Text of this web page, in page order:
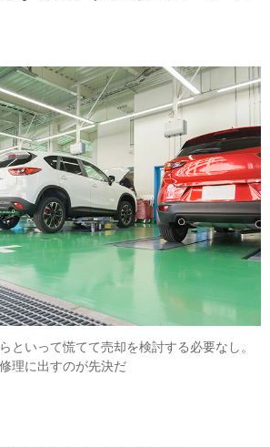
といって慌てて売却を検討する必要なし。
理に出すのが先決だ